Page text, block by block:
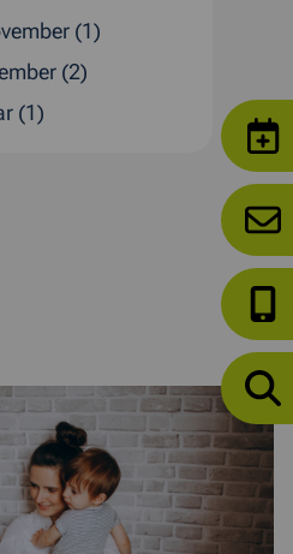
(1)
(2)
(1)